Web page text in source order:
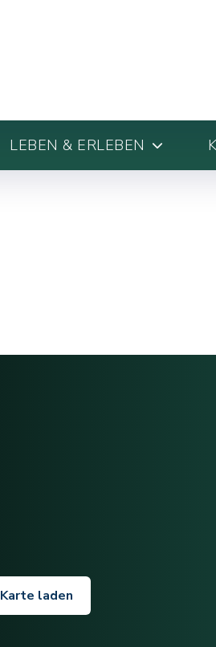
LEBEN & ERLEBEN
Karte laden